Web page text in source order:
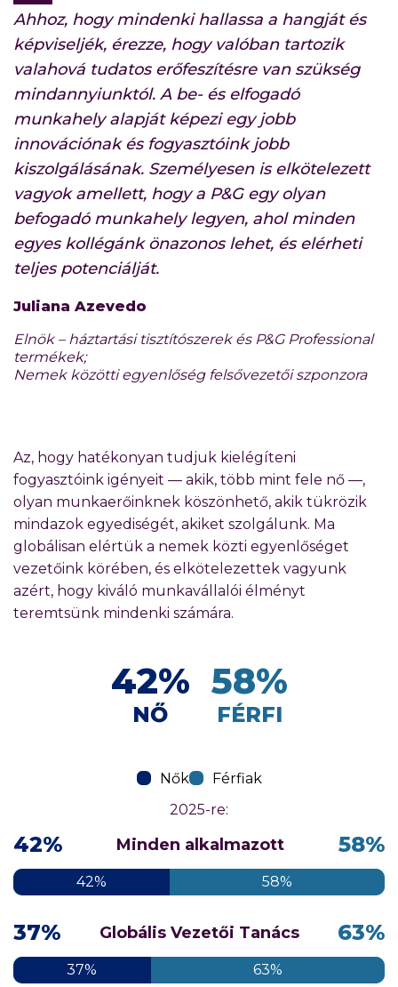
Ahhoz, hogy mindenki hallassa a hangját és
képviseljék, érezze, hogy valóban tartozik
valahová tudatos erőfeszítésre van szükség
mindannyiunktól. A be- és elfogadó
munkahely alapját képezi egy jobb
innovációnak és fogyasztóink jobb
kiszolgálásának. Személyesen is elkötelezett
vagyok amellett, hogy a P&G egy olyan
befogadó munkahely legyen, ahol minden
egyes kollégánk önazonos lehet, és elérheti
teljes potenciálját.
Juliana Azevedo
Elnök – háztartási tisztítószerek és P&G Professional
termékek;
Nemek közötti egyenlőség felsővezetői szponzora
Az, hogy hatékonyan tudjuk kielégíteni
fogyasztóink igényeit — akik, több mint fele nő —,
olyan munkaerőinknek köszönhető, akik tükrözik
mindazok egyediségét, akiket szolgálunk. Ma
globálisan elértük a nemek közti egyenlőséget
vezetőink körében, és elkötelezettek vagyunk
azért, hogy kiváló munkavállalói élményt
teremtsünk mindenki számára.
42%
NŐ
58%
FÉRFI
Nők
Férfiak
2025-re:
42% Minden alkalmazott 58%
42% 58%
37% Globális Vezetői Tanács 63%
37% 63%